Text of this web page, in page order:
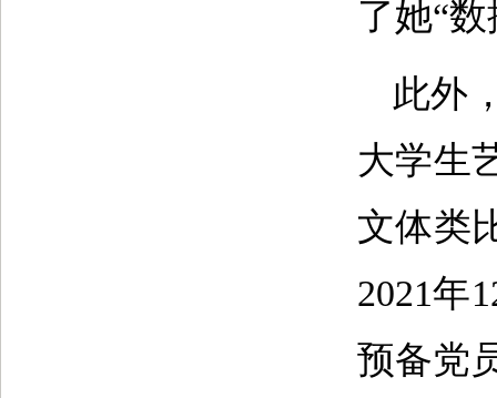
了她“
此外
大学生
文体类
2021年
预备党